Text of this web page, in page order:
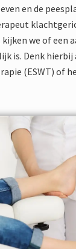
en de
we of een
is. Denk
(ESWT) of